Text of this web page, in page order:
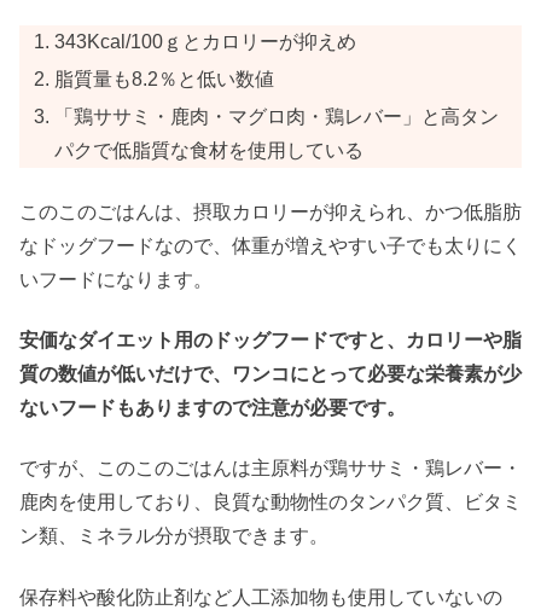
343Kcal/100ｇとカロリーが抑えめ
脂質量も8.2％と低い数値
「鶏ササミ・鹿肉・マグロ肉・鶏レバー」と高タン
パクで低脂質な食材を使用している
このこのごはんは、摂取カロリーが抑えられ、かつ低脂肪
なドッグフードなので、体重が増えやすい子でも太りにく
いフードになります。
安価なダイエット用のドッグフードですと、カロリーや脂
質の数値が低いだけで、ワンコにとって必要な栄養素が少
ないフードもありますので注意が必要です。
ですが、このこのごはんは主原料が鶏ササミ・鶏レバー・
鹿肉を使用しており、良質な動物性のタンパク質、ビタミ
ン類、ミネラル分が摂取できます。
保存料や酸化防止剤など人工添加物も使用していないの